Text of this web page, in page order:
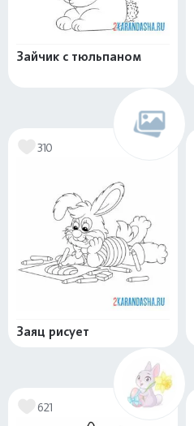
Зайчик с тюльпаном
310
Заяц рисует
621